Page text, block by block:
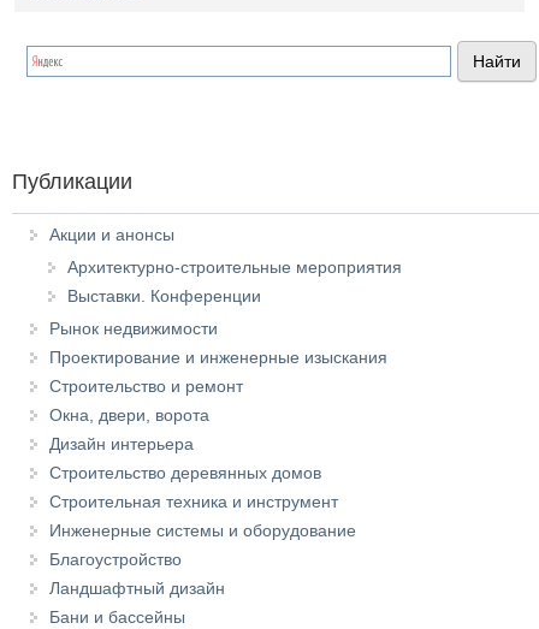
Публикации
Акции и анонсы
Архитектурно-строительные мероприятия
Выставки. Конференции
Рынок недвижимости
Проектирование и инженерные изыскания
Строительство и ремонт
Окна, двери, ворота
Дизайн интерьера
Строительство деревянных домов
Строительная техника и инструмент
Инженерные системы и оборудование
Благоустройство
Ландшафтный дизайн
Бани и бассейны